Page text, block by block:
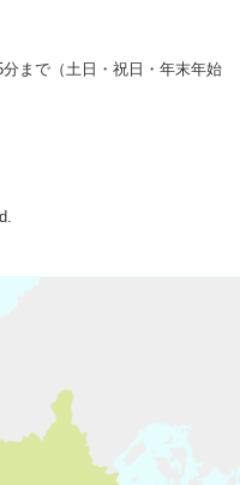
まで（土日・祝日・年末年始